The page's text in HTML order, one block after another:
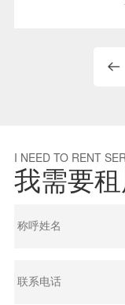
I NEED TO RENT
我需要